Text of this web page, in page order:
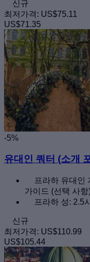
신규
최저가격: US$75.11
US$71.35
-5%
유대인 쿼터 (소개
프라하 유대인
가이드 (선택 사항
프라하 성: 2.5
신규
최저가격: US$110.99
US$105.44